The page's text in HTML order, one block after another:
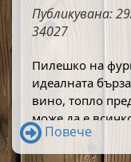
Публикувана:
34027
Пилешко на
идеалната
вино, топло
може да е
фурна е
години, защото
Повече